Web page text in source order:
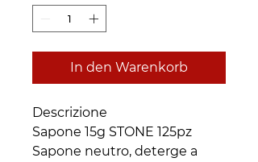
In den Warenkorb
Descrizione
Sapone 15g STONE 125pz
Sapone neutro, deterge a